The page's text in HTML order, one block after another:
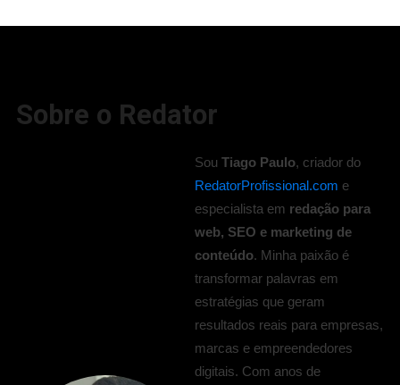
Sobre o Redator
SouTiago Paulo, criador do
RedatorProfissional.com e
especialista em redação para
web, SEO e marketing de
conteúdo. Minha paixão é
transformar palavras em
estratégias que geram
resultados reais para empresas,
marcas e empreendedores
digitais. Com anos de